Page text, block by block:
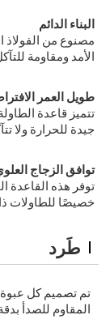
البناء الدائم
مصنوع من الفولاذ
الأمد ومقاومة
طويل العمر
تتميز قاعدة
جيدة للحرارة ولا
توافق الزجاج
توفر هذه القاعدة
خصيصًا للطاولات
طَرد
تم تصميم كل عبوة
المقاوم للصدأ